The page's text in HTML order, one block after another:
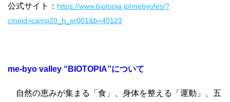
公式サイト： https://www.biotopia.jp/mebyofes/?
cmpid=camp20_h_pr001&b=40123
me-byo valley “BIOTOPIA”について
自然の恵みが集まる「食」、身体を整える「運動」、五